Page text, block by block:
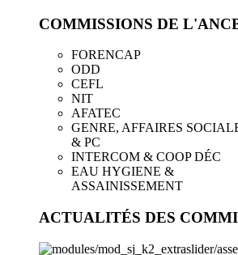
COMMISSIONS DE
FORENCAP
ODD
CEFL
NIT
AFATEC
GENRE, AFFAIRES
& PC
INTERCOM & COOP DÉC
EAU HYGIENE &
ASSAINISSEMENT
ACTUALITÉS DES